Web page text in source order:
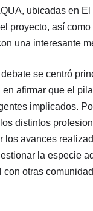
ubicadas en
proyecto, así
una interesante
se centró
afirmar que el
implicados.
distintos
los avances
la especie
otras